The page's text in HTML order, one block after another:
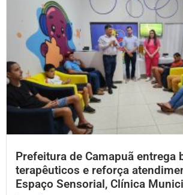
Prefeitura de Camapuã entrega
terapêuticos e reforça
Espaço Sensorial, Clínica